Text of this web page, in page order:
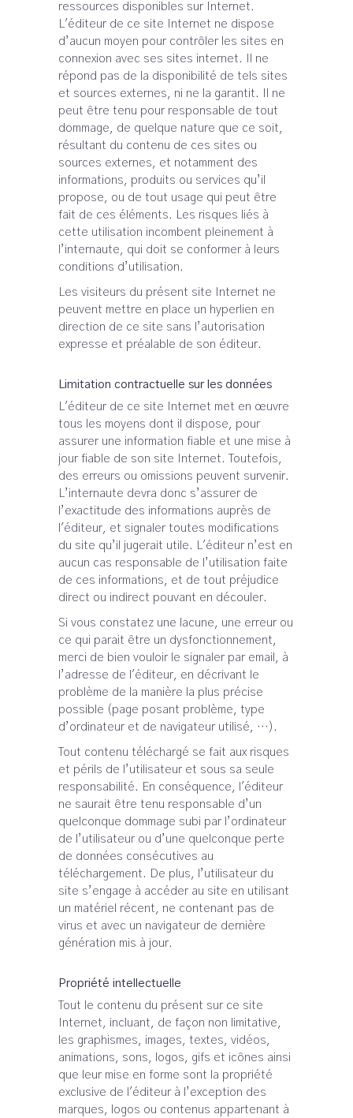
ressources disponibles sur Internet.
L'éditeur de ce site Internet ne dispose
d’aucun moyen pour contrôler les sites en
connexion avec ses sites internet. Il ne
répond pas de la disponibilité de tels sites
et sources externes, ni ne la garantit. Il ne
peut être tenu pour responsable de tout
dommage, de quelque nature que ce soit,
résultant du contenu de ces sites ou
sources externes, et notamment des
informations, produits ou services qu’il
propose, ou de tout usage qui peut être
fait de ces éléments. Les risques liés à
cette utilisation incombent pleinement à
l’internaute, qui doit se conformer à leurs
conditions d’utilisation.
Les visiteurs du présent site Internet ne
peuvent mettre en place un hyperlien en
direction de ce site sans l’autorisation
expresse et préalable de son éditeur.
Limitation contractuelle sur les données
L'éditeur de ce site Internet met en œuvre
tous les moyens dont il dispose, pour
assurer une information fiable et une mise à
jour fiable de son site Internet. Toutefois,
des erreurs ou omissions peuvent survenir.
L’internaute devra donc s’assurer de
l’exactitude des informations auprès de
l'éditeur, et signaler toutes modifications
du site qu’il jugerait utile. L'éditeur n’est en
aucun cas responsable de l’utilisation faite
de ces informations, et de tout préjudice
direct ou indirect pouvant en découler.
Si vous constatez une lacune, une erreur ou
ce qui parait être un dysfonctionnement,
merci de bien vouloir le signaler par email, à
l’adresse de l'éditeur, en décrivant le
problème de la manière la plus précise
possible (page posant problème, type
d’ordinateur et de navigateur utilisé, …).
Tout contenu téléchargé se fait aux risques
et périls de l’utilisateur et sous sa seule
responsabilité. En conséquence, l'éditeur
ne saurait être tenu responsable d’un
quelconque dommage subi par l’ordinateur
de l’utilisateur ou d’une quelconque perte
de données consécutives au
téléchargement. De plus, l’utilisateur du
site s’engage à accéder au site en utilisant
un matériel récent, ne contenant pas de
virus et avec un navigateur de dernière
génération mis à jour.
Propriété intellectuelle
Tout le contenu du présent sur ce site
Internet, incluant, de façon non limitative,
les graphismes, images, textes, vidéos,
animations, sons, logos, gifs et icônes ainsi
que leur mise en forme sont la propriété
exclusive de l'éditeur à l’exception des
marques, logos ou contenus appartenant à